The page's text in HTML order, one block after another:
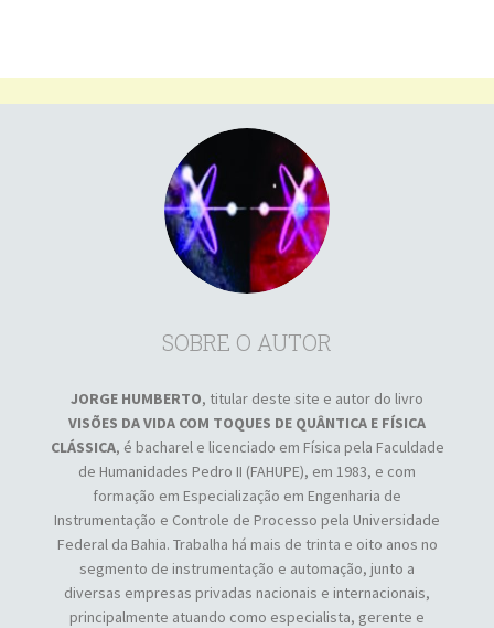
SOBRE O AUTOR
JORGE HUMBERTO, titular deste site e autor do livro
VISÕES DA VIDA COM TOQUES DE QUÂNTICA E FÍSICA
CLÁSSICA, é bacharel e licenciado em Física pela Faculdade
de Humanidades Pedro II (FAHUPE), em 1983, e com
formação em Especialização em Engenharia de
Instrumentação e Controle de Processo pela Universidade
Federal da Bahia. Trabalha há mais de trinta e oito anos no
segmento de instrumentação e automação, junto a
diversas empresas privadas nacionais e internacionais,
principalmente atuando como especialista, gerente e